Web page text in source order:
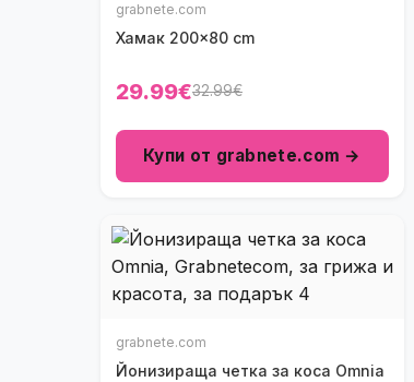
grabnete.com
Хамак 200x80 cm
29.99€32.99€
Купи от grabnete.com →
grabnete.com
Йонизираща четка за коса Omnia